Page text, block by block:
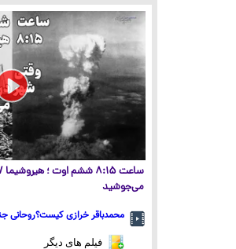
ساعت ۸:۱۵ ششم اوت ؛
می‌جوشید
محمدباقر خرازی کیست؟روحانی
فیلم های دیگر